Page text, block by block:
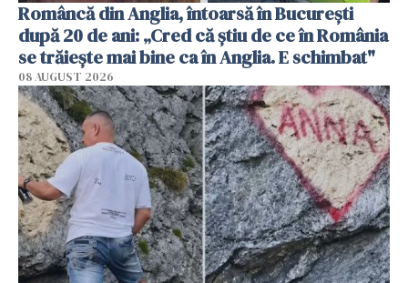
Româncă din Anglia, întoarsă în București
după 20 de ani: „Cred că știu de ce în România
se trăiește mai bine ca în Anglia. E schimbat"
08 AUGUST 2026